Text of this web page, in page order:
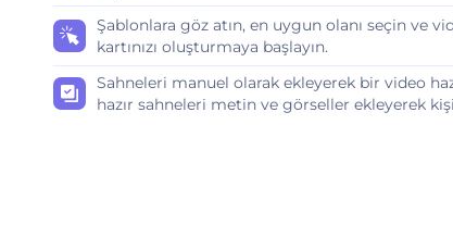
Şablonlara göz atın, en uygun olanı seçin ve
kartınızı oluşturmaya başlayın.
Sahneleri manuel olarak ekleyerek bir video
hazır sahneleri metin ve görseller ekleyerek